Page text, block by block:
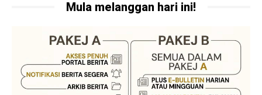
Mula melanggan hari ini!